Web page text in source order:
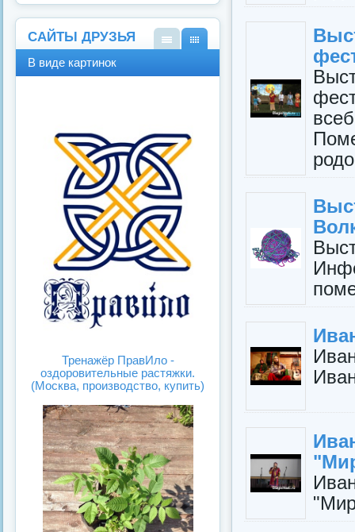
САЙТЫ ДРУЗЬЯ
В виде картинок
Тренажёр ПравИло -
оздоровительные растяжки.
(Москва, производство, купить)